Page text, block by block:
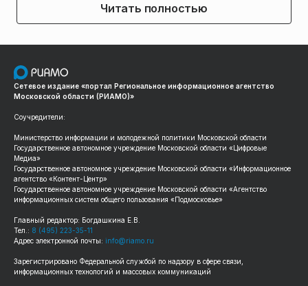
Читать полностью
Сетевое издание «портал Региональное информационное агентство
Московской области (РИАМО)»
Соучредители:
Министерство информации и молодежной политики Московской области
Государственное автономное учреждение Московской области «Цифровые
Медиа»
Государственное автономное учреждение Московской области «Информационное
агентство «Контент-Центр»
Государственное автономное учреждение Московской области «Агентство
информационных систем общего пользования «Подмосковье»
Главный редактор: Богдашкина Е.В.
Тел.: 8 (495) 223-35-11
Адрес электронной почты: info@riamo.ru
Зарегистрировано Федеральной службой по надзору в сфере связи,
информационных технологий и массовых коммуникаций